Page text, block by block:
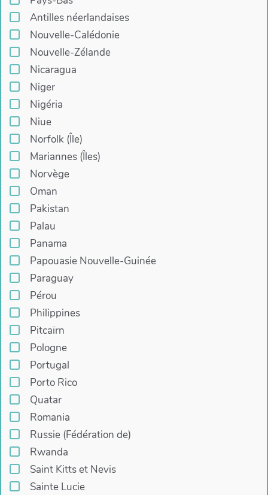
Antilles néerlandaises
Nouvelle-Calédonie
Nouvelle-Zélande
Nicaragua
Niger
Nigéria
Niue
Norfolk (Île)
Mariannes (Îles)
Norvège
Oman
Pakistan
Palau
Panama
Papouasie Nouvelle-Guinée
Paraguay
Pérou
Philippines
Pitcaïrn
Pologne
Portugal
Porto Rico
Quatar
Romania
Russie (Fédération de)
Rwanda
Saint Kitts et Nevis
Sainte Lucie